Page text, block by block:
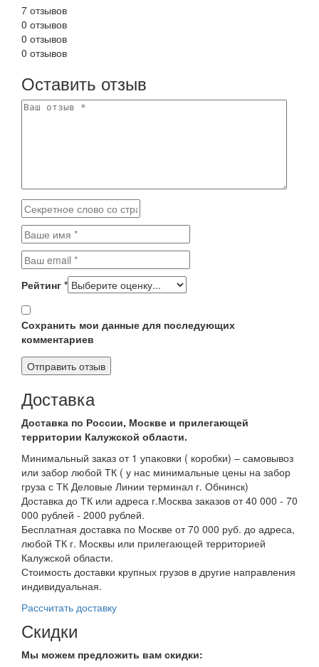
7 отзывов
0 отзывов
0 отзывов
0 отзывов
Оставить отзыв
Рейтинг *
Сохранить мои данные для последующих
комментариев
Доставка
Доставка по России, Москве и прилегающей
территории Калужской области.
Минимальный заказ от 1 упаковки ( коробки) – самовывоз
или забор любой ТК ( у нас минимальные цены на забор
груза с ТК Деловые Линии терминал г. Обнинск)
Доставка до ТК или адреса г.Москва заказов от 40 000 - 70
000 рублей - 2000 рублей.
Бесплатная доставка по Москве от 70 000 руб. до адреса,
любой ТК г. Москвы или прилегающей территорией
Калужской области.
Стоимость доставки крупных грузов в другие направления
индивидуальная.
Рассчитать доставку
Скидки
Мы можем предложить вам скидки: